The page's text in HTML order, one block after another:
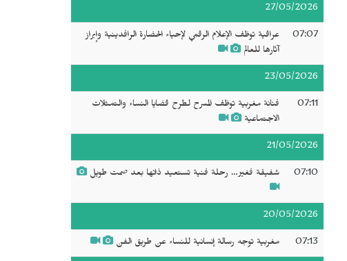
27/05/2026
07:07
عراقية توظف الإعلام الرقمي لإحياء الحضارة الرافدينية وإبراز
آثارها للعالم
23/05/2026
07:11
فنانة مغربية توظف المسرح لطرح قضايا النساء والتمثلات
الاجتماعية
21/05/2026
07:10 شفيقة فغير… رحلة فنية تستعيد ذاتها بعد صمت طويل
20/05/2026
07:13 مغربية توجه رسالة إنسانية للنساء عن طريق الفن